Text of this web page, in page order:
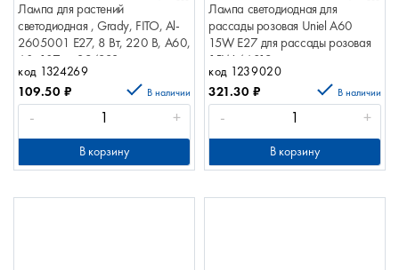
Лампа для растений
светодиодная , Grady, FITO, Al-
2605001 Е27, 8 Вт, 220 В, А60,
60х107см 394223
код 1324269
109.50 ₽ В наличии
- +
В корзину
Лампа светодиодная для
рассады розовая Uniel A60
15W E27 для рассады розовая
15W 46819
код 1239020
321.30 ₽ В наличии
- +
В корзину